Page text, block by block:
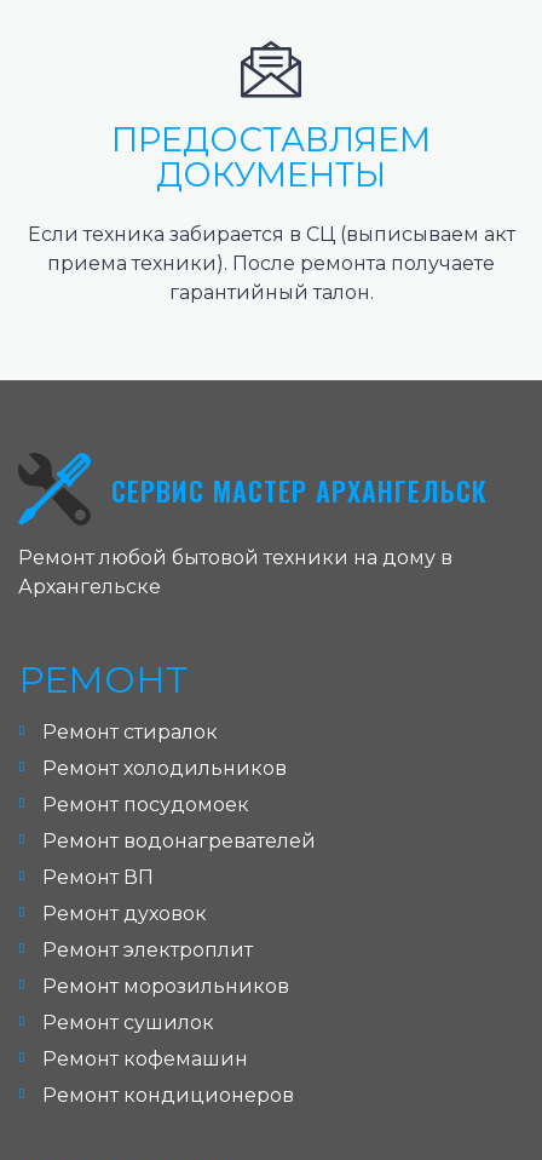
ПРЕДОСТАВЛЯЕМ
ДОКУМЕНТЫ
Если техника забирается в СЦ (выписываем акт
приема техники). После ремонта получаете
гарантийный талон.
СЕРВИС МАСТЕР АРХАНГЕЛЬСК
Ремонт любой бытовой техники на дому в
Архангельске
РЕМОНТ
Ремонт стиралок
Ремонт холодильников
Ремонт посудомоек
Ремонт водонагревателей
Ремонт ВП
Ремонт духовок
Ремонт электроплит
Ремонт морозильников
Ремонт сушилок
Ремонт кофемашин
Ремонт кондиционеров